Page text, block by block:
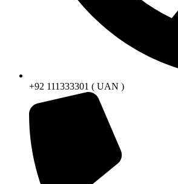
+92 111333301 ( UAN )